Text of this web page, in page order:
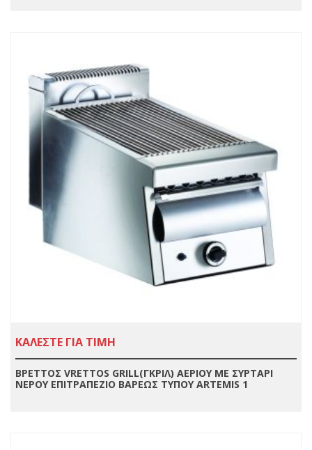
ΚΑΛΕΣΤΕ ΓΙΑ ΤΙΜΗ
ΒΡΕΤΤΟΣ VRETTOS GRILL(ΓΚΡΙΛ) ΑΕΡΙΟΥ ΜΕ ΣΥΡΤΑΡΙ
ΝΕΡΟΥ ΕΠΙΤΡΑΠΕΖΙΟ ΒΑΡΕΩΣ ΤΥΠΟΥ ARTEMIS 1